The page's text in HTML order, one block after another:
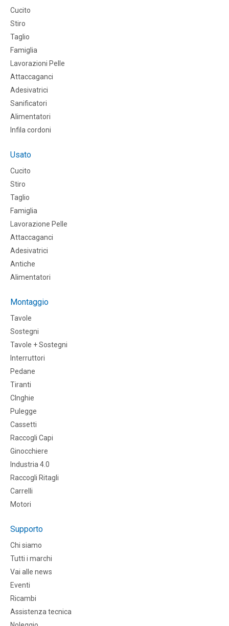
Cucito
Stiro
Taglio
Famiglia
Lavorazioni Pelle
Attaccaganci
Adesivatrici
Sanificatori
Alimentatori
Infila cordoni
Usato
Cucito
Stiro
Taglio
Famiglia
Lavorazione Pelle
Attaccaganci
Adesivatrici
Antiche
Alimentatori
Montaggio
Tavole
Sostegni
Tavole + Sostegni
Interruttori
Pedane
Tiranti
CInghie
Pulegge
Cassetti
Raccogli Capi
Ginocchiere
Industria 4.0
Raccogli Ritagli
Carrelli
Motori
Supporto
Chi siamo
Tutti i marchi
Vai alle news
Eventi
Ricambi
Assistenza tecnica